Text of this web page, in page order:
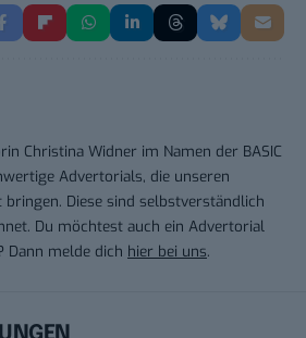
Christina Widner im Namen der BASIC
Advertorials, die unseren
bringen. Diese sind selbstverständlich
Du möchtest auch ein Advertorial
Dann melde dich hier bei uns.